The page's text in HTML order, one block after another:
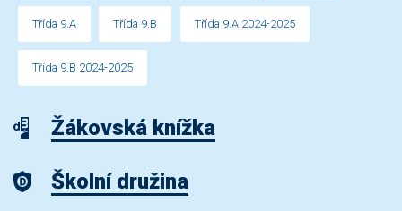
Třída 9.A Třída 9.B Třída 9.A 2024-2025
Třída 9.B 2024-2025
Žákovská knížka
Školní družina